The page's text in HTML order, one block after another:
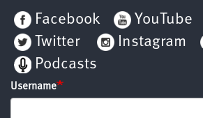
Facebook
YouTube
Twitter
Instagram
Podcasts
Username